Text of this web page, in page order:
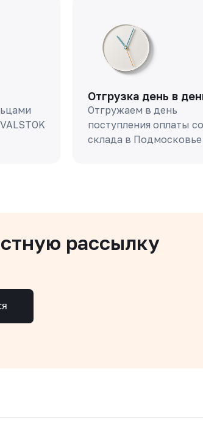
Отгрузка день в
Отгружаем в день
поступления оплаты со
склада в Подмосковье
рассылку